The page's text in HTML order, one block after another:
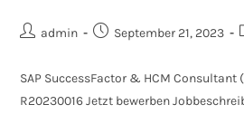
admin September 21, 2023
SAP SuccessFactor & HCM Consultant
R20230016 Jetzt bewerben